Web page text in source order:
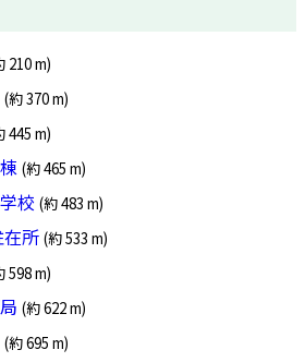
210 m)
(約 370 m)
445 m)
(約 465 m)
校 (約 483 m)
所 (約 533 m)
598 m)
(約 622 m)
(約 695 m)